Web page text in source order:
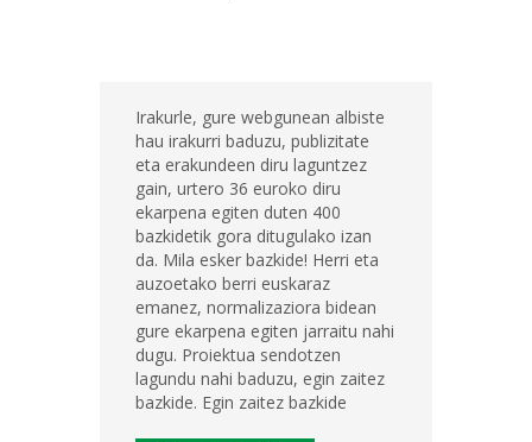
Irakurle, gure webgunean albiste
hau irakurri baduzu, publizitate
eta erakundeen diru laguntzez
gain, urtero 36 euroko diru
ekarpena egiten duten 400
bazkidetik gora ditugulako izan
da. Mila esker bazkide! Herri eta
auzoetako berri euskaraz
emanez, normalizaziora bidean
gure ekarpena egiten jarraitu nahi
dugu. Proiektua sendotzen
lagundu nahi baduzu, egin zaitez
bazkide. Egin zaitez bazkide